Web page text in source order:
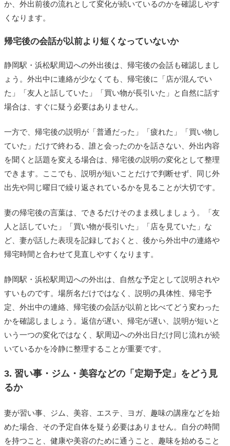
か、外出前後の流れとして変化が続いているのかを確認しやす
くなります。
帰宅後の会話が以前より短くなっていないか
静岡駅・浜松駅周辺への外出後は、帰宅後の会話も確認しまし
ょう。外出中に連絡が少なくても、帰宅後に「店が混んでい
た」「友人と話していた」「買い物が長引いた」と自然に話す
場合は、すぐに疑う必要はありません。
一方で、帰宅後の説明が「普通だった」「疲れた」「買い物し
ていた」だけで終わる、誰と会ったのかを話さない、外出内容
を聞くと話題を変える場合は、帰宅後の説明の変化として整理
できます。ここでも、説明が短いことだけで判断せず、同じ外
出先や同じ曜日で繰り返されているかを見ることが大切です。
妻の帰宅後の言葉は、できるだけそのまま残しましょう。「友
人と話していた」「買い物が長引いた」「店を見ていた」な
ど、妻が話した表現を記録しておくと、後から外出中の連絡や
帰宅時間と合わせて見直しやすくなります。
静岡駅・浜松駅周辺への外出は、自然な予定として説明されや
すいものです。場所名だけではなく、説明の具体性、帰宅予
定、外出中の連絡、帰宅後の会話が以前と比べてどう変わった
かを確認しましょう。返信が遅い、帰宅が遅い、説明が短いと
いう一つの変化ではなく、駅周辺への外出日だけ同じ流れが続
いているかを冷静に整理することが重要です。
3. 習い事・ジム・美容などの「定期予定」をどう見
るか
妻が習い事、ジム、美容、エステ、ヨガ、趣味の講座などを始
めた場合、その予定自体を疑う必要はありません。自分の時間
を持つこと、健康や美容のために通うこと、趣味を始めること